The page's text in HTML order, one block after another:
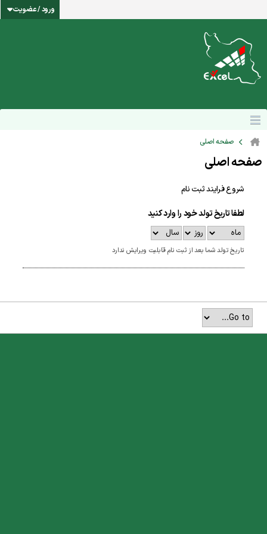
ورود / عضویت
صفحه اصلی
صفحه اصلی
شروع فرایند ثبت نام
لطفا تاریخ تولد خود را وارد کنید
تاریخ تولد شما بعد از ثبت نام قابلیت ویرایش ندارد